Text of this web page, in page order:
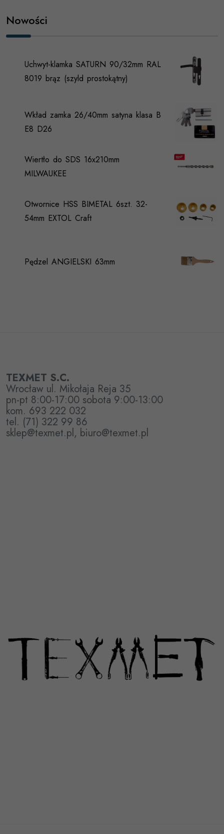
Nowości
Uchwyt-klamka SATURN 90/32mm RAL
8019 brąz (szyld prostokątny)
Wkład zamka 26/40mm satyna klasa B
E8 D26
Wiertło do SDS 16x210mm
MILWAUKEE
Otwornice HSS BIMETAL 6szt. 32-
54mm EXTOL Craft
Pędzel ANGIELSKI 63mm
TEXMET S.C.
Wrocław ul. Mikołaja Reja 35
pn-pt 8:00-17:00 sobota 9:00-13:00
kom. 693 222 032
tel. (71) 322 99 86
sklep@texmet.pl, biuro@texmet.pl